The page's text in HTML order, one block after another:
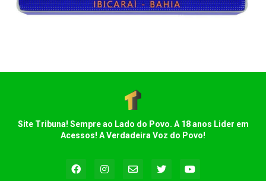
Site Tribuna! Sempre ao Lado do Povo. A 18 anos Lider em
Acessos! A Verdadeira Voz do Povo!